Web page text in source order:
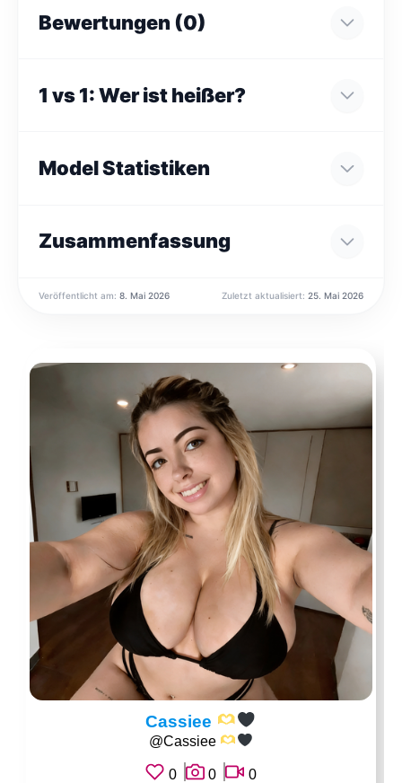
Bewertungen (0)
1 vs 1: Wer ist heißer?
Model Statistiken
Zusammenfassung
Veröffentlicht am: 8. Mai 2026 Zuletzt aktualisiert:25. Mai 2026
Cassiee
@Cassiee
0 0 0